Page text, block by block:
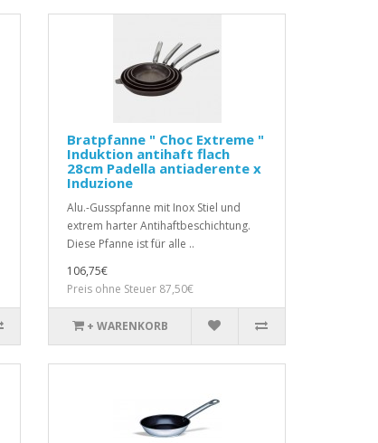
Bratpfanne " Choc Extreme "
Induktion antihaft flach
28cm Padella antiaderente x
Induzione
Alu.-Gusspfanne mit Inox Stiel und
extrem harter Antihaftbeschichtung.
Diese Pfanne ist für alle ..
106,75€
Preis ohne Steuer 87,50€
+ WARENKORB